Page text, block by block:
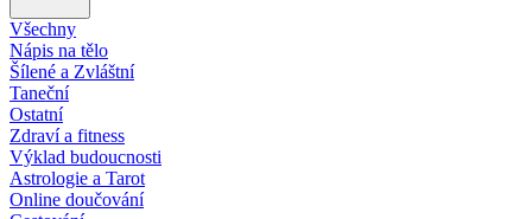
Všechny
Nápis na tělo
Šílené a Zvláštní
Taneční
Ostatní
Zdraví a fitness
Výklad budoucnosti
Astrologie a Tarot
Online doučování